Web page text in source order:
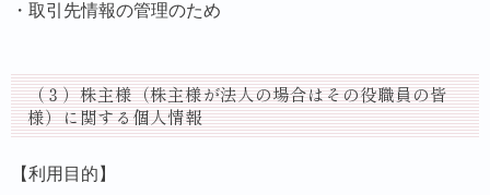
・取引先情報の管理のため
（３）株主様（株主様が法人の場合はその役職員の皆
様）に関する個人情報
【利用目的】